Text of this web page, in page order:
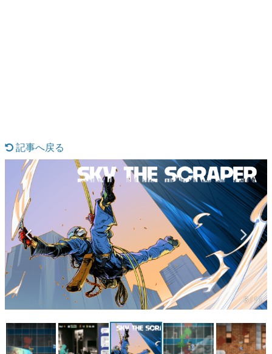
なんでゲームは面白い？
ゲーム開発者・hamatsu氏がゲームの魅力を画面や操作の
具体的な形から解き明かしていく、硬派で骨太な評論連載
です。
ゲームが変えた日本語
「経験値」「裏技」「ラスボス」… ゲームにまつわる言葉
の起源や用法の変遷を、コンピューター文化史研究家・タ
イニーP氏が徹底調査。
カテゴリ
マンガ
女性向け
記事へ戻る
3 / 11